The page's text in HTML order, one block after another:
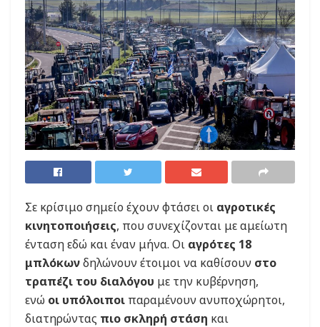
Σε κρίσιμο σημείο έχουν φτάσει οι αγροτικές
κινητοποιήσεις, που συνεχίζονται με αμείωτη
ένταση εδώ και έναν μήνα. Οι αγρότες 18
μπλόκωνδηλώνουν έτοιμοι να καθίσουν στο
τραπέζι του διαλόγου με την κυβέρνηση,
ενώ οι υπόλοιποι παραμένουν ανυποχώρητοι,
διατηρώντας πιο σκληρή στάση και